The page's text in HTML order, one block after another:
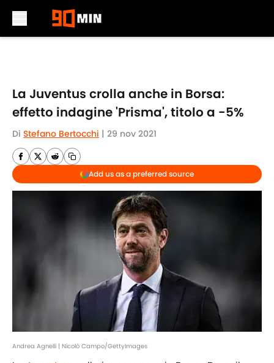
La Juventus crolla anche in Borsa:
effetto indagine 'Prisma', titolo a -5%
Di Stefano Bertocchi | 29 nov 2021
Add us as a preferred source
Andrea Agnelli | Nicolò Campo/GettyImages